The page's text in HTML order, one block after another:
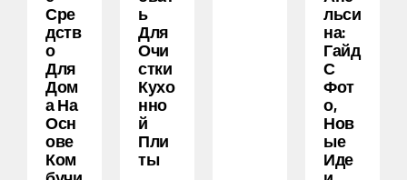
Сре
Дств
О
Для
Дом
А На
Осн
Ове
Ком
Ь
Для
Очи
Стки
Кухо
Нно
Й
Пли
Ты
Льси
На:
Гайд
С
Фот
О,
Нов
Ые
Иде